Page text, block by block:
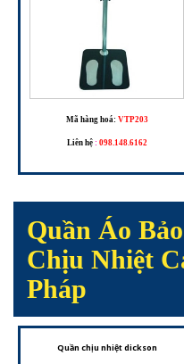
Mã hàng hoá: VTP203
Liên hệ : 098.148.6162
Quần Áo
Chịu Nhiệt
Pháp
Quần chịu nhiệt dickson